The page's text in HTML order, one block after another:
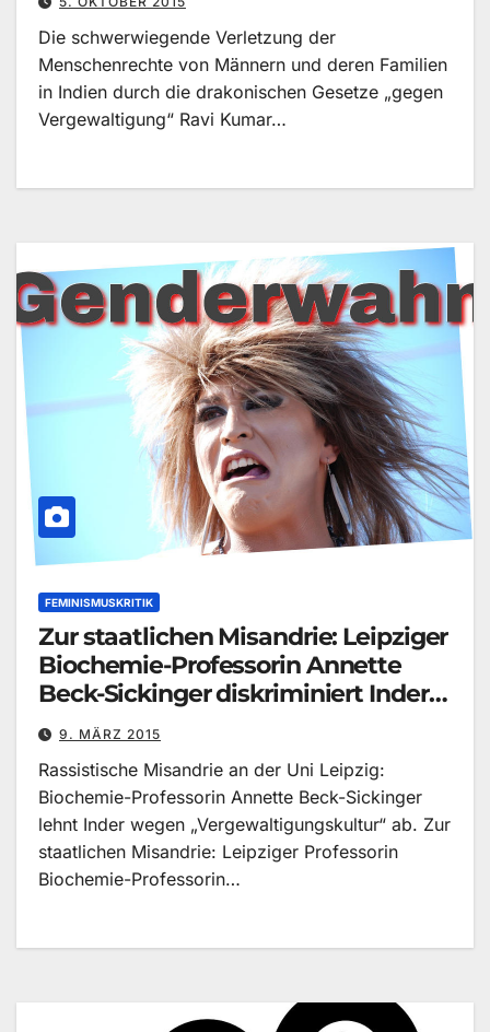
Die schwerwiegende Verletzung der
Menschenrechte von Männern und deren Familien
in Indien durch die drakonischen Gesetze „gegen
Vergewaltigung“ Ravi Kumar…
FEMINISMUSKRITIK
Zur staatlichen Misandrie: Leipziger
Biochemie-Professorin Annette
Beck-Sickinger diskriminiert Inder «
p e l z blog
9. MÄRZ 2015
Rassistische Misandrie an der Uni Leipzig:
Biochemie-Professorin Annette Beck-Sickinger
lehnt Inder wegen „Vergewaltigungskultur“ ab. Zur
staatlichen Misandrie: Leipziger Professorin
Biochemie-Professorin…